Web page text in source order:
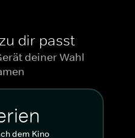
dir passt
deiner Wahl
dem Kino